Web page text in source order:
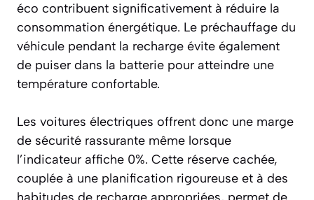
éco contribuent significativement à réduire la
consommation énergétique. Le préchauffage du
véhicule pendant la recharge évite également
de puiser dans la batterie pour atteindre une
température confortable.
Les voitures électriques offrent donc une marge
de sécurité rassurante même lorsque
l’indicateur affiche 0%. Cette réserve cachée,
couplée à une planification rigoureuse et à des